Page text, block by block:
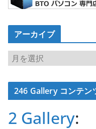
アーカイブ
ア
ー
カ
イ246 Gallery コンテン
2 Gallery: